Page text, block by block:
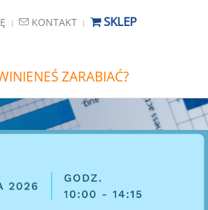
KONTAKT SKLEP
ZARABIAĆ?